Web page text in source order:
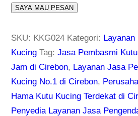
SAYA MAU PESAN
SKU: KKG024 Kategori: Layanan
Kucing Tag:Jasa Pembasmi
Jam di Cirebon, Layanan Jasa
Kucing No.1 di Cirebon,
Hama Kutu Kucing Terdekat di
Penyedia Layanan Jasa